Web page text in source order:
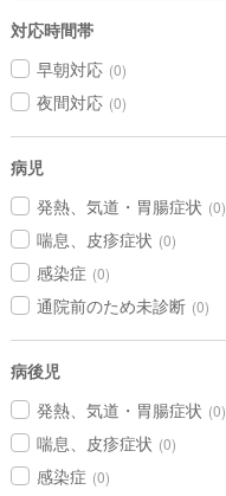
対応時間帯
早朝対応 (0)
夜間対応 (0)
病児
発熱、気道・胃腸症状 (0)
喘息、皮疹症状 (0)
感染症 (0)
通院前のため未診断 (0)
病後児
発熱、気道・胃腸症状 (0)
喘息、皮疹症状 (0)
感染症 (0)